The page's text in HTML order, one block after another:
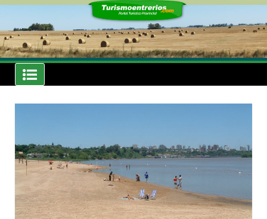
Skip
content
Noticias
Turismoentrerios.com